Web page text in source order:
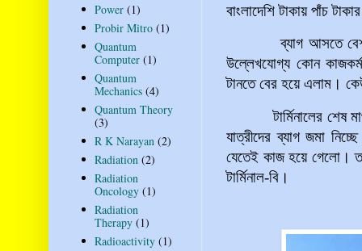
বাংলাদেশি টাকায় পাঁচ
ব্যাগ আসতে বেশ
উল্লেখযোগ্য কোন
টানতে বের হয়ে এলাম।
টার্মিনালের শেষ
যাত্রীদের ব্যাগ জমা
যেতেই কাজ হয়ে গেলো।
টার্মিনাল-বি।
Power (1)
Probir Mitro (1)
Quantum
Computer (1)
Quantum
Mechanics (4)
Quantum Theory
(3)
R K Narayan (2)
Radiation (2)
Radiation
Oncology (1)
Radiation
Therapy (1)
Radioactivity (1)